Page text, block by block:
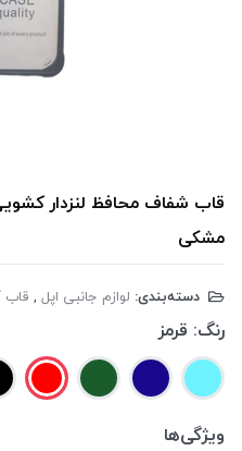
مشکی
دسته‌بندی: لوازم جانبی اپل ,
رنگ: قرمز
ویژگی‌ها